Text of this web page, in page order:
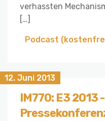
verhassten
[…]
Podcast
12. Juni 2013
IM770: E3 2013 -